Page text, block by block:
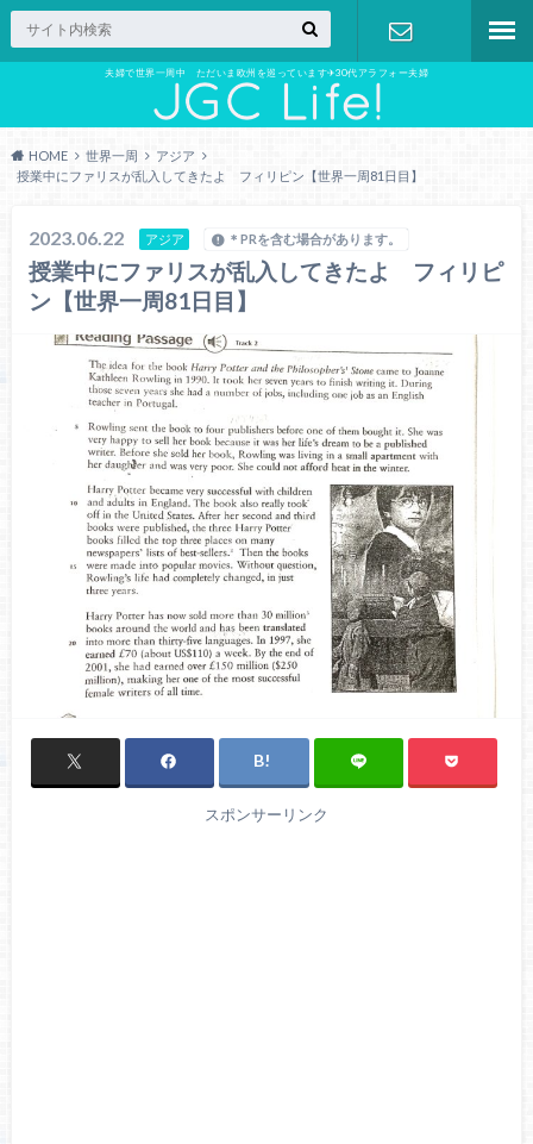
夫婦で世界一周中 ただいま欧州を巡っています✈︎30代アラフォー夫婦
お問い合わ
HOME 世界一周
アジア
授業中にファリスが乱入してきたよ フィリピン【世界一周81日目】
2023.06.22 アジア ＊PRを含む場合があります。
授業中にファリスが乱入してきたよ フィリピ
ン【世界一周81日目】
スポンサーリンク